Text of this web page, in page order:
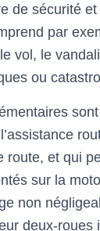
de sécurité
par
vol, le
ou
route, et qui
sur la
non
deux-